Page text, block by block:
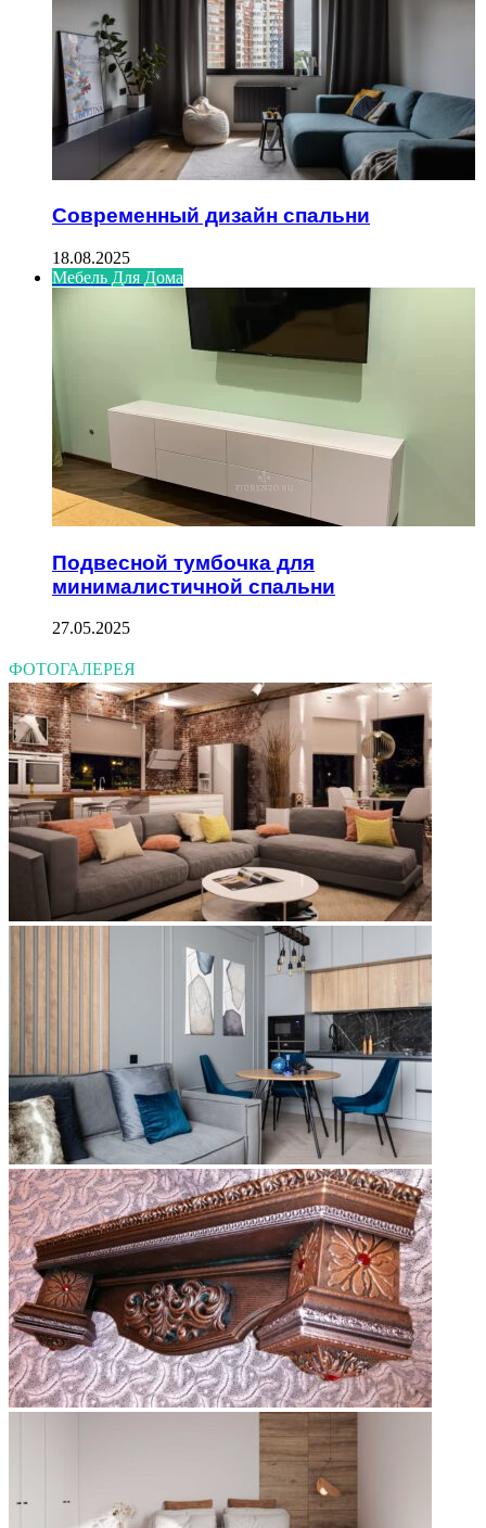
Современный дизайн спальни
18.08.2025
Мебель Для Дома
Подвесной тумбочка для
минималистичной спальни
27.05.2025
ФОТОГАЛЕРЕЯ